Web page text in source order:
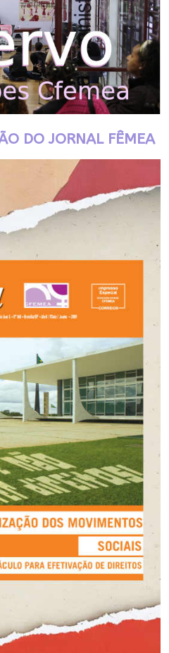
DO JORNAL FÊMEA